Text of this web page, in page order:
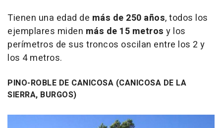
Tienen una edad de más de 250 años, todos los
ejemplares miden más de 15 metros y los
perímetros de sus troncos oscilan entre los 2 y
los 4 metros.
PINO-ROBLE DE CANICOSA (CANICOSA DE LA
SIERRA, BURGOS)